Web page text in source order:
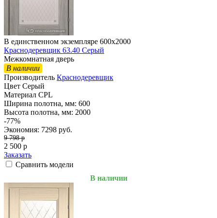
В единственном экземпляре 600х2000
Краснодеревщик 63.40 Серый
Межкомнатная дверь
В наличии
Производитель Краснодеревщик
Цвет Серый
Материал CPL
Ширина полотна, мм: 600
Высота полотна, мм: 2000
-77%
Экономия: 7298 руб.
9 798p
2 500 p
Заказать
Сравнить модели
В наличии